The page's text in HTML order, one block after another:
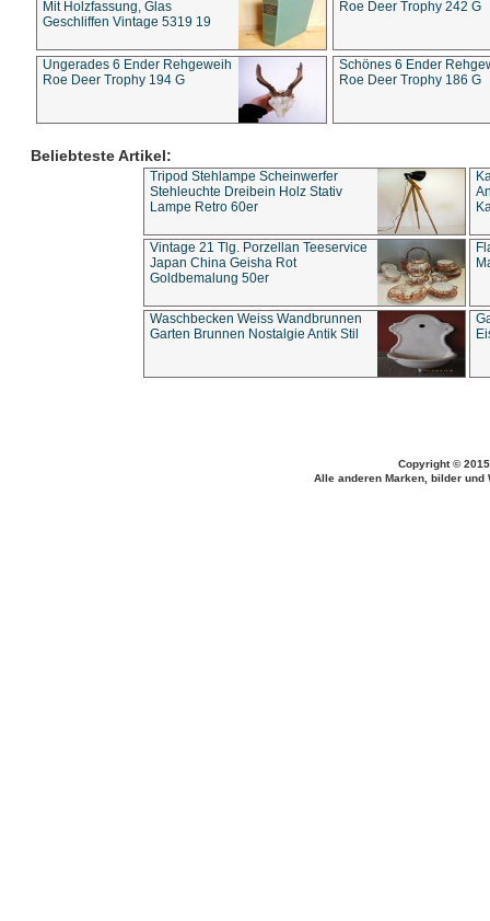
Mit Holzfassung, Glas
Geschliffen Vintage 5319 19
Roe Deer Trophy 242 G
Ungerades 6 Ender Rehgeweih
Roe Deer Trophy 194 G
Schönes 6 Ender
Roe Deer Trophy 186 G
Beliebteste Artikel:
Tripod Stehlampe Scheinwerfer
Stehleuchte Dreibein Holz Stativ
Lampe Retro 60er
Vintage 21 Tlg. Porzellan Teeservice
Japan China Geisha Rot
Goldbemalung 50er
Waschbecken Weiss Wandbrunnen
Garten Brunnen Nostalgie Antik Stil
Copyright ©
Alle anderen Marken, bilder und